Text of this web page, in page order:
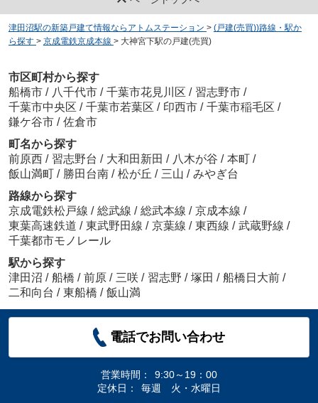
津田沼駅の新築戸建て情報ならアトムステーション > (戸建(売買))路線・駅か
ら探す > 京成電鉄京成本線 > 大神宮下駅の戸建(売買)
市区町村から探す
船橋市 / 八千代市 / 千葉市花見川区 / 習志野市 /
千葉市中央区 / 千葉市若葉区 / 印西市 / 千葉市稲毛区 /
鎌ケ谷市 / 佐倉市
町名から探す
前原西 / 習志野台 / 大和田新田 / 八木が谷 / 本町 /
飯山満町 / 勝田台南 / 松が丘 / 三山 / みやぎ台
路線から探す
京成電鉄松戸線 / 総武線 / 総武本線 / 京成本線 /
東葉高速鉄道 / 東武野田線 / 京葉線 / 東西線 / 武蔵野線 /
千葉都市モノレール
駅から探す
津田沼 / 船橋 / 前原 / 三咲 / 習志野 / 塚田 / 船橋日大前 /
二和向台 / 東船橋 / 飯山満
電話でお問い合わせ
営業時間：
9:30～19：00
定休日：
毎週 火・水曜日